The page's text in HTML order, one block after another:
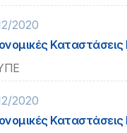
2020
2020